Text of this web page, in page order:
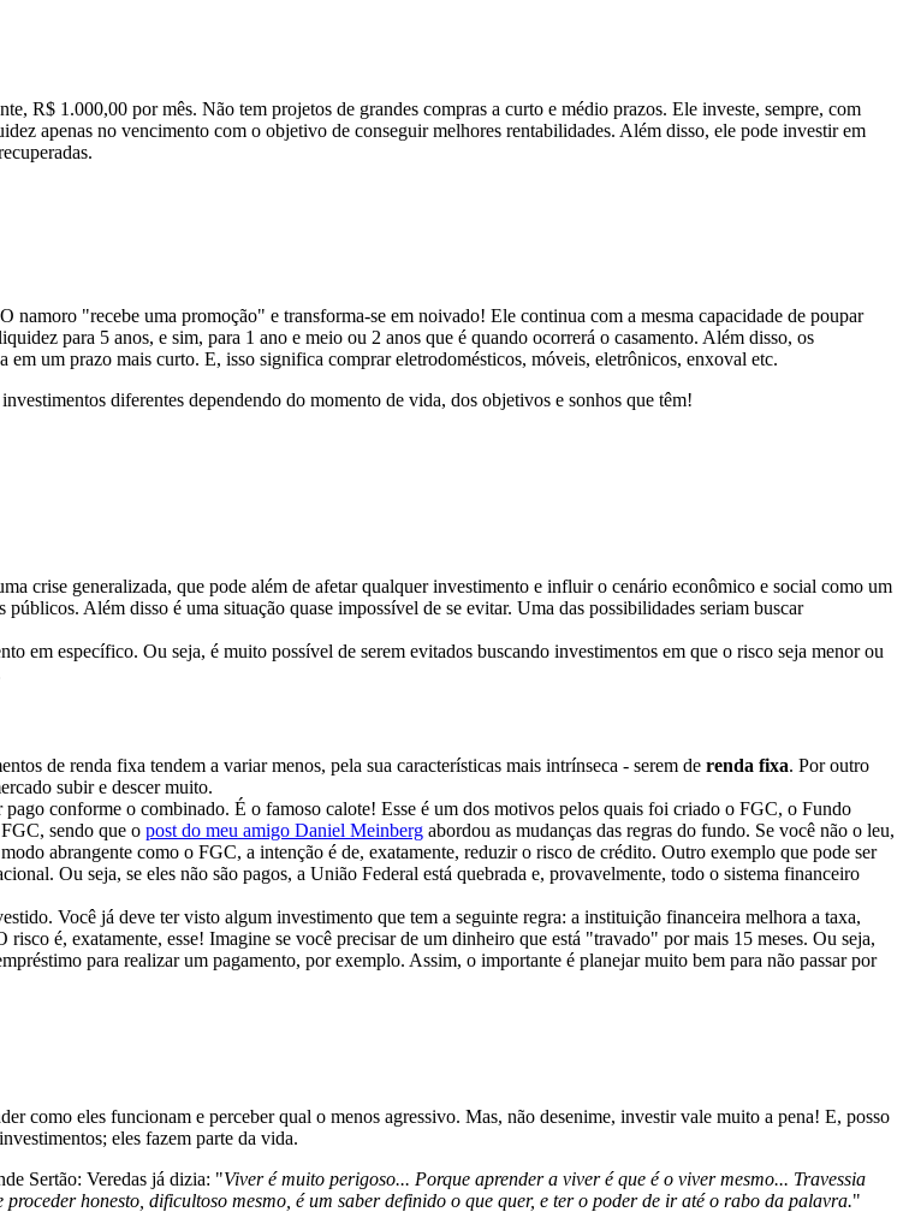
R$ 1.000,00 por mês. Não tem projetos de grandes compras a curto e médio prazos. Ele investe, sempre, com
apenas no vencimento com o objetivo de conseguir melhores rentabilidades. Além disso, ele pode investir em
"recebe uma promoção" e transforma-se em noivado! Ele continua com a mesma capacidade de poupar
para 5 anos, e sim, para 1 ano e meio ou 2 anos que é quando ocorrerá o casamento. Além disso, os
em um prazo mais curto. E, isso significa comprar eletrodomésticos, móveis, eletrônicos, enxoval etc.
diferentes dependendo do momento de vida, dos objetivos e sonhos que têm!
crise generalizada, que pode além de afetar qualquer investimento e influir o cenário econômico e social como um
Além disso é uma situação quase impossível de se evitar. Uma das possibilidades seriam buscar
em específico. Ou seja, é muito possível de serem evitados buscando investimentos em que o risco seja menor ou
de renda fixa tendem a variar menos, pela sua características mais intrínseca - serem de renda fixa. Por outro
subir e descer muito.
conforme o combinado. É o famoso calote! Esse é um dos motivos pelos quais foi criado o FGC, o Fundo
sendo que o post do meu amigo Daniel Meinberg abordou as mudanças das regras do fundo. Se você não o leu,
abrangente como o FGC, a intenção é de, exatamente, reduzir o risco de crédito. Outro exemplo que pode ser
Ou seja, se eles não são pagos, a União Federal está quebrada e, provavelmente, todo o sistema financeiro
Você já deve ter visto algum investimento que tem a seguinte regra: a instituição financeira melhora a taxa,
é, exatamente, esse! Imagine se você precisar de um dinheiro que está "travado" por mais 15 meses. Ou seja,
para realizar um pagamento, por exemplo. Assim, o importante é planejar muito bem para não passar por
como eles funcionam e perceber qual o menos agressivo. Mas, não desenime, investir vale muito a pena! E, posso
eles fazem parte da vida.
Sertão: Veredas já dizia: "Viver é muito perigoso... Porque aprender a viver é que é o viver mesmo... Travessia
honesto, dificultoso mesmo, é um saber definido o que quer, e ter o poder de ir até o rabo da palavra."